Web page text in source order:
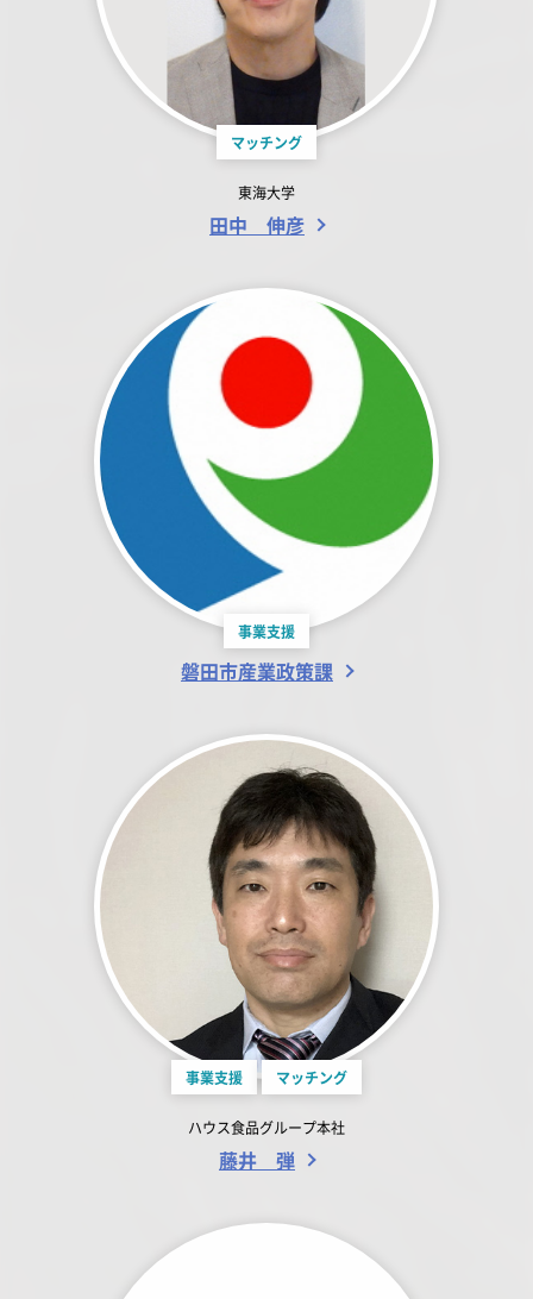
マッチング
東海大学
田中 伸彦
事業支援
磐田市産業政策課
事業支援 マッチング
ハウス食品グループ本社
藤井 弾